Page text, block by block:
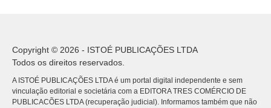
Copyright © 2026 - ISTOÉ PUBLICAÇÕES LTDA
Todos os direitos reservados.
A ISTOÉ PUBLICAÇÕES LTDA é um portal digital independente e sem
vinculação editorial e societária com a EDITORA TRES COMÉRCIO DE
PUBLICACÕES LTDA (recuperação judicial). Informamos também que não